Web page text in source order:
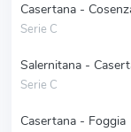
Casertana -
Serie C
Salernitana -
Serie C
Casertana - Foggia